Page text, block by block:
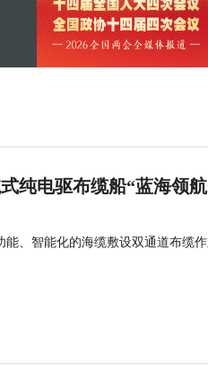
纯电驱布缆船“蓝海领
能、智能化的海缆敷设双通道布缆